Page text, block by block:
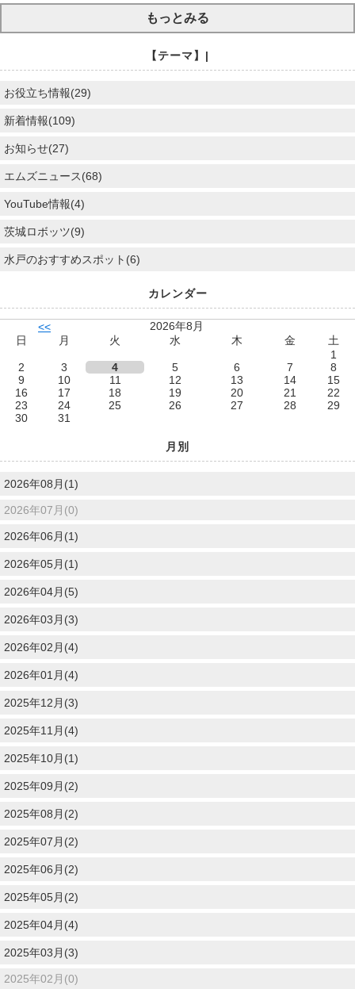
もっとみる
【テーマ】|
お役立ち情報(29)
新着情報(109)
お知らせ(27)
エムズニュース(68)
YouTube情報(4)
茨城ロボッツ(9)
水戸のおすすめスポット(6)
カレンダー
<<
2026年8月
日
月 火 水 木 金
土
1
2
3 4 5 6 7
8
9
10 11 12 13 14
15
16
17 18 19 20 21
22
23
24 25 26 27 28
29
30
31
月別
2026年08月(1)
2026年07月(0)
2026年06月(1)
2026年05月(1)
2026年04月(5)
2026年03月(3)
2026年02月(4)
2026年01月(4)
2025年12月(3)
2025年11月(4)
2025年10月(1)
2025年09月(2)
2025年08月(2)
2025年07月(2)
2025年06月(2)
2025年05月(2)
2025年04月(4)
2025年03月(3)
2025年02月(0)